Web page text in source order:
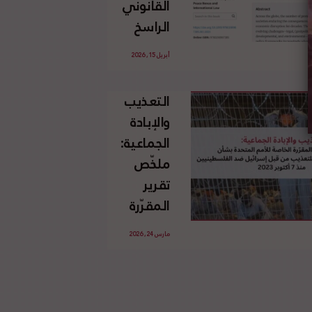
الإسرائيلي
غير
القانوني
الفلسطينية
القانوني
الراسخ
للاجئين
وحقهم
في العودة
بموجب
القانون
الدولي
أبريل 15, 2026
التعذيب
والإبادة
الجماعية:
ملخّص
تقرير
المقرّرة
الخاصة
مارس 24, 2026